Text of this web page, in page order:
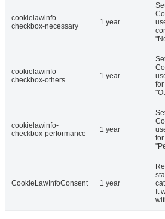
cookielawinfo-
checkbox-necessary
1 year
cookielawinfo-
checkbox-others
1 year
cookielawinfo-
checkbox-performance
1 year
CookieLawInfoConsent 1 year
It